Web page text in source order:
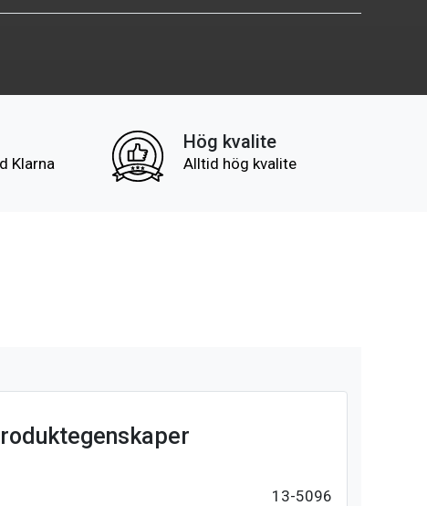
Klarna
Hög kvalite
Alltid hög kvalite
13-5096